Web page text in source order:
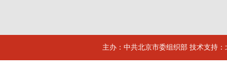
主办：中共北京市委组织部 技术支持